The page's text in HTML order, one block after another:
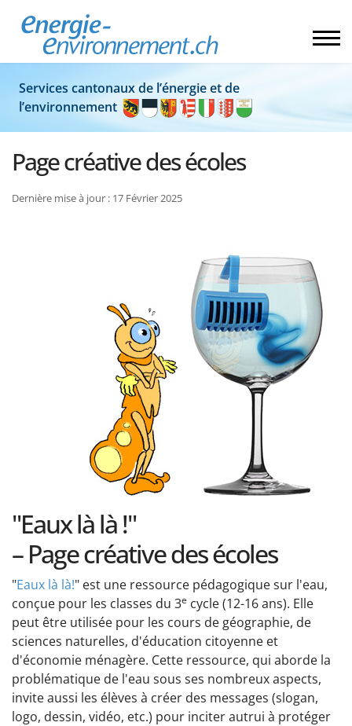
Services cantonaux de l’énergie et de
l’environnement
Page créative des écoles
Dernière mise à jour : 17 Février 2025
"Eaux là là !"
– Page créative des écoles
"Eaux là là!" est une ressource pédagogique sur l'eau,
conçue pour les classes du 3e cycle (12-16 ans). Elle
peut être utilisée pour les cours de géographie, de
sciences naturelles, d'éducation citoyenne et
d'économie ménagère. Cette ressource, qui aborde la
problématique de l'eau sous ses nombreux aspects,
invite aussi les élèves à créer des messages (slogan,
logo, dessin, vidéo, etc.) pour inciter autrui à protéger